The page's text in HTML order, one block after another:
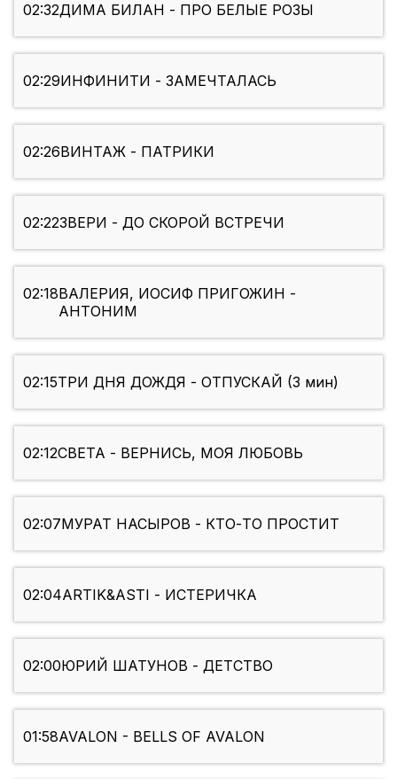
02:32ДИМА БИЛАН - ПРО БЕЛЫЕ РОЗЫ
02:29ИНФИНИТИ - ЗАМЕЧТАЛАСЬ
02:26ВИНТАЖ - ПАТРИКИ
02:22ЗВЕРИ - ДО СКОРОЙ ВСТРЕЧИ
02:18ВАЛЕРИЯ, ИОСИФ ПРИГОЖИН -
АНТОНИМ
02:15ТРИ ДНЯ ДОЖДЯ - ОТПУСКАЙ (3 мин)
02:12СВЕТА - ВЕРНИСЬ, МОЯ ЛЮБОВЬ
02:07МУРАТ НАСЫРОВ - КТО-ТО ПРОСТИТ
02:04ARTIK&ASTI - ИСТЕРИЧКА
02:00ЮРИЙ ШАТУНОВ - ДЕТСТВО
01:58AVALON - BELLS OF AVALON